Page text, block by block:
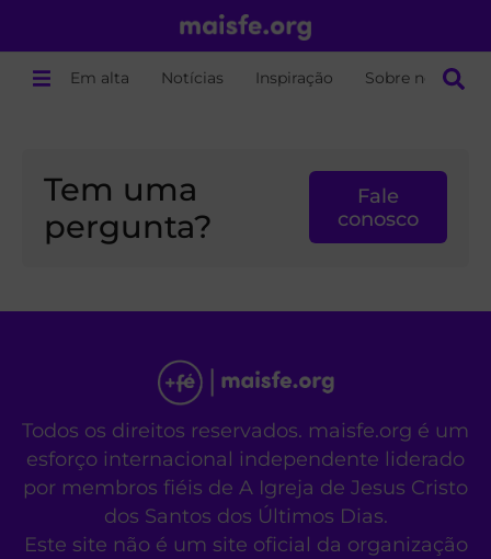
Em alta Notícias Inspiração Sobre nós
Tem uma
pergunta?
Fale
conosco
Todos os direitos reservados. maisfe.org é um
esforço internacional independente liderado
por membros fiéis de A Igreja de Jesus Cristo
dos Santos dos Últimos Dias.
Este site não é um site oficial da organização